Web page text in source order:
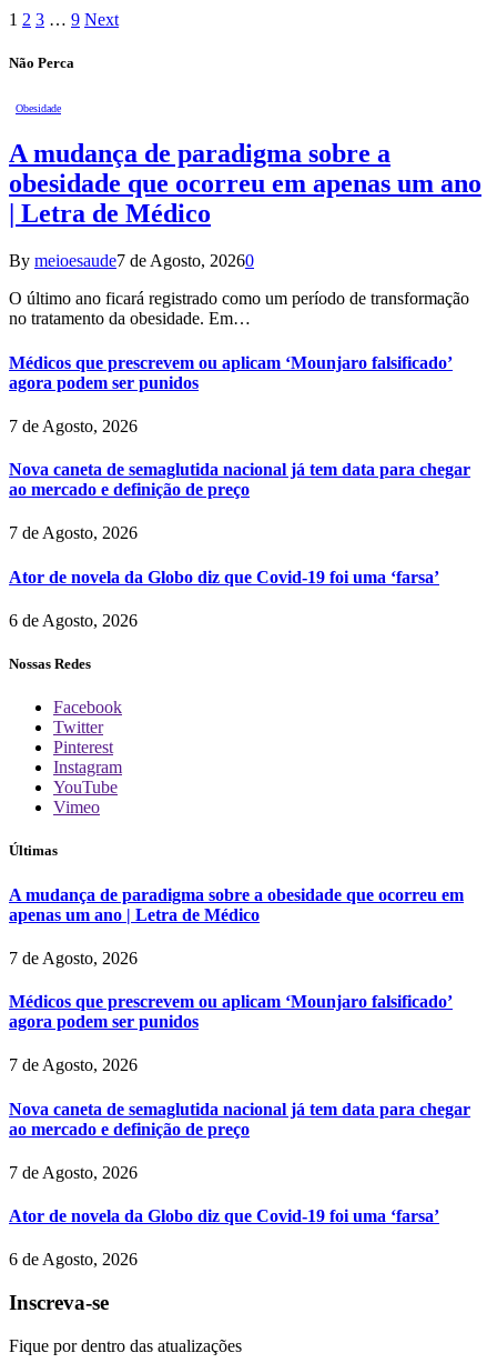
1 2 3 … 9 Next
Não Perca
Obesidade
A mudança de paradigma sobre a
obesidade que ocorreu em apenas um ano
| Letra de Médico
By meioesaude7 de Agosto, 20260
O último ano ficará registrado como um período de transformação
no tratamento da obesidade. Em…
Médicos que prescrevem ou aplicam ‘Mounjaro falsificado’
agora podem ser punidos
7 de Agosto, 2026
Nova caneta de semaglutida nacional já tem data para chegar
ao mercado e definição de preço
7 de Agosto, 2026
Ator de novela da Globo diz que Covid-19 foi uma ‘farsa’
6 de Agosto, 2026
Nossas Redes
Facebook
Twitter
Pinterest
Instagram
YouTube
Vimeo
Últimas
A mudança de paradigma sobre a obesidade que ocorreu em
apenas um ano | Letra de Médico
7 de Agosto, 2026
Médicos que prescrevem ou aplicam ‘Mounjaro falsificado’
agora podem ser punidos
7 de Agosto, 2026
Nova caneta de semaglutida nacional já tem data para chegar
ao mercado e definição de preço
7 de Agosto, 2026
Ator de novela da Globo diz que Covid-19 foi uma ‘farsa’
6 de Agosto, 2026
Inscreva-se
Fique por dentro das atualizações